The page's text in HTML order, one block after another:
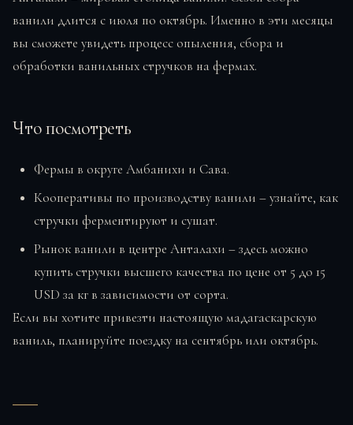
ванили длится с июля по октябрь. Именно в эти месяцы
вы сможете увидеть процесс опыления, сбора и
обработки ванильных стручков на фермах.
Что посмотреть
Фермы в округе Амбанихи и Сава.
Кооперативы по производству ванили – узнайте, как
стручки ферментируют и сушат.
Рынок ванили в центре Анталахи – здесь можно
купить стручки высшего качества по цене от 5 до 15
USD за кг в зависимости от сорта.
Если вы хотите привезти настоящую мадагаскарскую
ваниль, планируйте поездку на сентябрь или октябрь.